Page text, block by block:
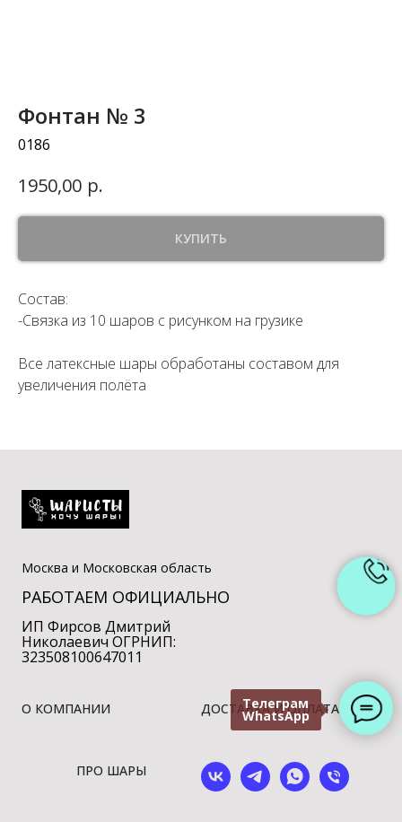
Телеграм
WhatsApp
Фонтан № 3
0186
1950,00 р.
КУПИТЬ
Состав:
-Связка из 10 шаров с рисунком на грузике
Все латексные шары обработаны составом для
увеличения полёта
Москва и Московская область
РАБОТАЕМ ОФИЦИАЛЬНО
ИП Фирсов Дмитрий
Николаевич ОГРНИП:
323508100647011
О КОМПАНИИ ДОСТАВКА И ОПЛАТА
ПРО ШАРЫ